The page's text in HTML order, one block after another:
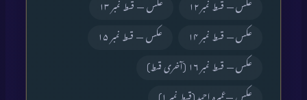
عکس — قسط نمبر ۱۲ عکس — قسط نمبر ۱۳
عکس — قسط نمبر ۱۴ عکس — قسط نمبر ۱۵
عکس — قسط نمبر ۱۶ (آخری قسط)
عکس —عمیرہ احمد (قسط نمبر ۱)